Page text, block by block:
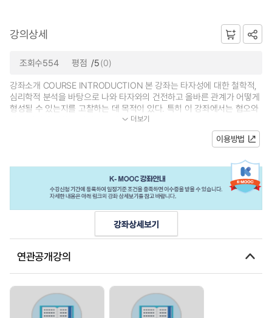
강의상세
조회수554 평점 /5(0)
강좌소개 COURSE INTRODUCTION 본 강좌는 타자성에 대한 철학적,
심리학적 분석을 바탕으로 나와 타자와의 건전하고 올바른 관계가 어떻게
형성될 수 있는지를 고찰하는 데 목적이 있다. 특히 이 강좌에서는 혐오와
같은 타자에 대한 부정적 편견과 나...더보기
이용방법
연관공개강의